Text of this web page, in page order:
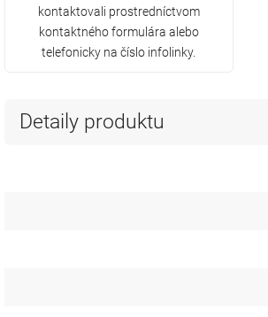
kontaktovali prostredníctvom
kontaktného formulára alebo
telefonicky na číslo infolinky.
Detaily produktu